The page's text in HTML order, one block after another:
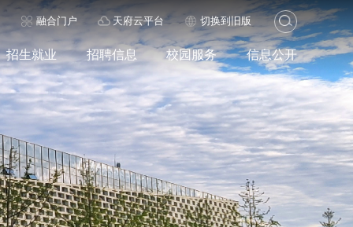
融合门户 天府云平台 切换到旧版
招生就业 招聘信息 校园服务 信息公开